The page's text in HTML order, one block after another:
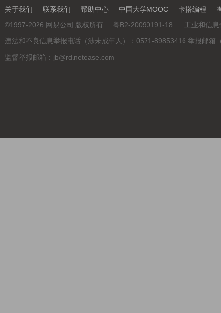
关于我们 联系我们 帮助中心 中国大学MOOC 卡搭编程
©1997-2026 网易公司 版权所有 粤B2-20090191-18 工业和信
违法和不良信息举报电话（涉未成年人）：0571-89853416 举报邮
监督举报邮箱：jb@rd.netease.com